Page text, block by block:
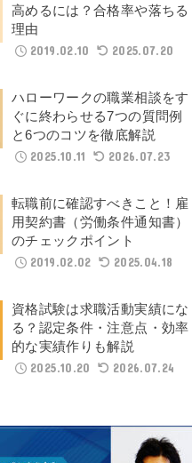
高めるには？合格率や落ちる
理由
2019.02.10
2025.07.20
ハローワークの職業相談をす
ぐに終わらせる7つの質問例
と6つのコツを徹底解説
2025.10.11
2026.07.23
転職前に確認すべきこと！雇
用契約書（労働条件通知書）
のチェックポイント
2019.02.02
2025.04.18
資格試験は求職活動実績にな
る？認定条件・注意点・効率
的な実績作りも解説
2025.10.20
2026.07.24